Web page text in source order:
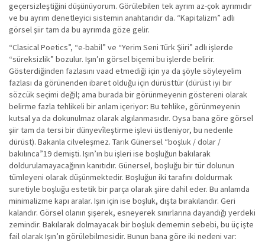
geçersizleştiğini düşünüyorum. Görülebilen tek ayrım az-çok ayrımıdır
ve bu ayrım denetleyici sistemin anahtarıdır da. “Kapitalizm” adlı
görsel şiir tam da bu ayrımda göze gelir.
“Clasical Poetics”, “e-babil” ve “Yerim Seni Türk Şiiri” adlı işlerde
“süreksizlik” bozulur. Işın’ın görsel biçemi bu işlerde belirir.
Gösterdiğinden fazlasını vaad etmediği için ya da şöyle söyleyelim
fazlası da görünenden ibaret olduğu için dürüsttür (dürüst iyi bir
sözcük seçimi değil; ama burada bir görünmeyenin göstereni olarak
belirme fazla tehlikeli bir anlam içeriyor: Bu tehlike, görünmeyenin
kutsal ya da dokunulmaz olarak algılanmasıdır. Oysa bana göre görsel
şiir tam da tersi bir dünyevîleştirme işlevi üstleniyor, bu nedenle
dürüst). Bakanla cilveleşmez. Tarık Günersel “boşluk / dolar /
bakılınca”19 demişti. Işın’ın bu işleri ise boşluğun bakılarak
doldurulamayacağının kanıtıdır. Günersel, boşluğu bir tür dolunun
tümleyeni olarak düşünmektedir. Boşluğun iki tarafını doldurmak
suretiyle boşluğu estetik bir parça olarak şiire dahil eder. Bu anlamda
minimalizme kapı aralar. Işın için ise boşluk, dışta bırakılandır. Geri
kalandır. Görsel olanın şişerek, esneyerek sınırlarına dayandığı yerdeki
zemindir. Bakılarak dolmayacak bir boşluk dememin sebebi, bu üç işte
fail olarak Işın’ın görülebilmesidir. Bunun bana göre iki nedeni var: